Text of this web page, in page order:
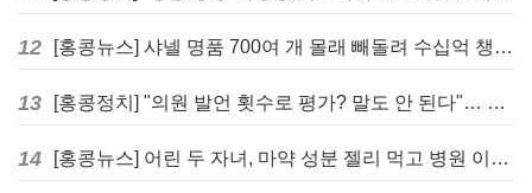
12 [홍콩뉴스] 샤넬 명품 700여 개 몰래 빼돌려 수십억 챙긴 직원 4년~7년형 선고
13 [홍콩정치] "의원 발언 횟수로 평가? 말도 안 된다"… 홍콩 입법회 의장의 일침
14 [홍콩뉴스] 어린 두 자녀, 마약 성분 젤리 먹고 병원 이송… 어머니와 친척 체포